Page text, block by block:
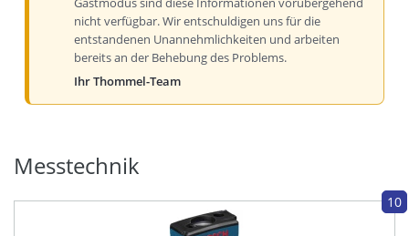
nicht verfügbar. Wir entschuldigen uns für die
entstandenen Unannehmlichkeiten und arbeiten
bereits an der Behebung des Problems.
Ihr Thommel-Team
Messtechnik
10